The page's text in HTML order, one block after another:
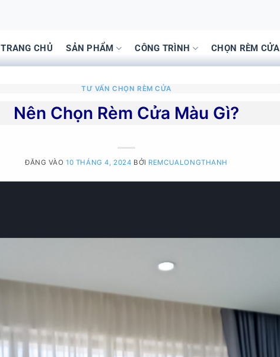
TRANG CHỦ SẢN PHẨM CÔNG TRÌNH CHỌN RÈM CỬA
TƯ VẤN CHỌN RÈM CỬA
Nên Chọn Rèm Cửa Màu Gì?
ĐĂNG VÀO10 THÁNG 4, 2024 BỞI REMCUALONGTHANH